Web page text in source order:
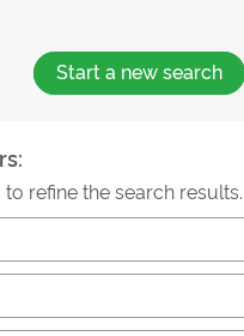
Start a new search
to refine the search results.